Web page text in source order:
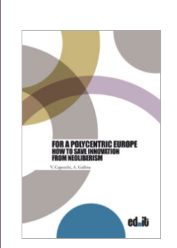
era:
€18,00.€17,10.